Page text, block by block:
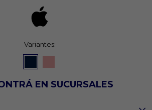
Variantes:
EN SUCURSALES